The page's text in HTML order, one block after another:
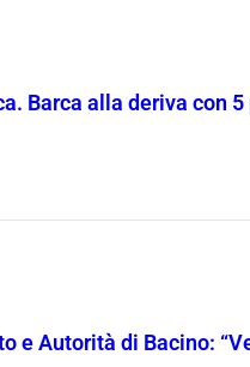
Barca alla deriva con
e Autorità di Bacino: